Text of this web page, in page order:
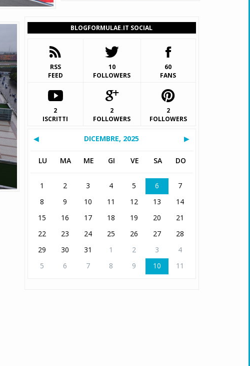
BLOGFORMULAE.IT SOCIAL
RSS
FEED
10
FOLLOWERS
60
FANS
2
ISCRITTI
2
FOLLOWERS
2
FOLLOWERS
◀ DICEMBRE, 2025 ▶
LU MA ME GI VE SA DO
1 2 3 4 5 6
7
8
9 10 11 12 13
14
15
16 17 18 19 20
21
22
23 24 25 26 27
28
29
30 31 1 2 3
4
5
6 7 8 9 10 11